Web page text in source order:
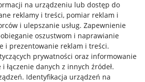
na urządzeniu lub dostęp do
reklamy i treści, pomiar reklam i
i ulepszanie usług. Zapewnienie
oszustwom i naprawianie
i prezentowanie reklam i treści.
prywatności oraz informowanie
i łączenie danych z innych źródeł.
. Identyfikacja urządzeń na